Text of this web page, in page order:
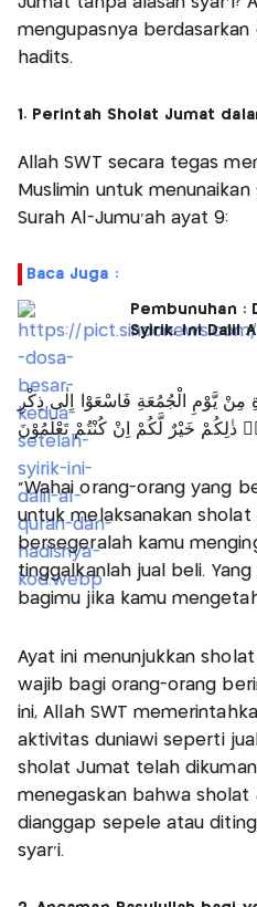
mengupasnya berdasarkan
hadits.
1. Perintah Sholat Jumat
Allah SWT secara tegas
Muslimin untuk
Surah Al-Jumu’ah ayat 9:
Baca Juga :
Pembunuhan :
Syirik, Ini Dalil
مِنْ يَّوْمِ الْجُمُعَةِ فَاسْعَوْا اِلٰى ذِكْرِ
ذٰلِكُمْ خَيْرٌ لَّكُمْ اِنْ كُنْتُمْ تَعْلَمُوْنَ
“Wahai orang-orang yang
untuk melaksanakan
bersegeralah kamu
tinggalkanlah jual beli.
bagimu jika kamu
Ayat ini menunjukkan
wajib bagi orang-orang
ini, Allah SWT
aktivitas duniawi seperti
sholat Jumat telah
menegaskan bahwa
dianggap sepele atau
syar’i.